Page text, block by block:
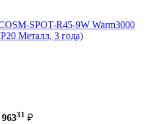
SPOT-R45-9W Warm3000
Металл, 3 года)
96331 ₽